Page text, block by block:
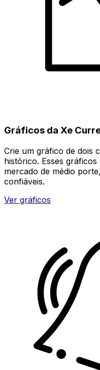
Gráficos da Xe
Crie um gráfico de dois
histórico. Esses
mercado de médio
confiáveis.
Ver gráficos